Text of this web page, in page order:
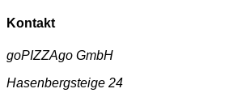
Kontakt
goPIZZAgo GmbH
Hasenbergsteige 24